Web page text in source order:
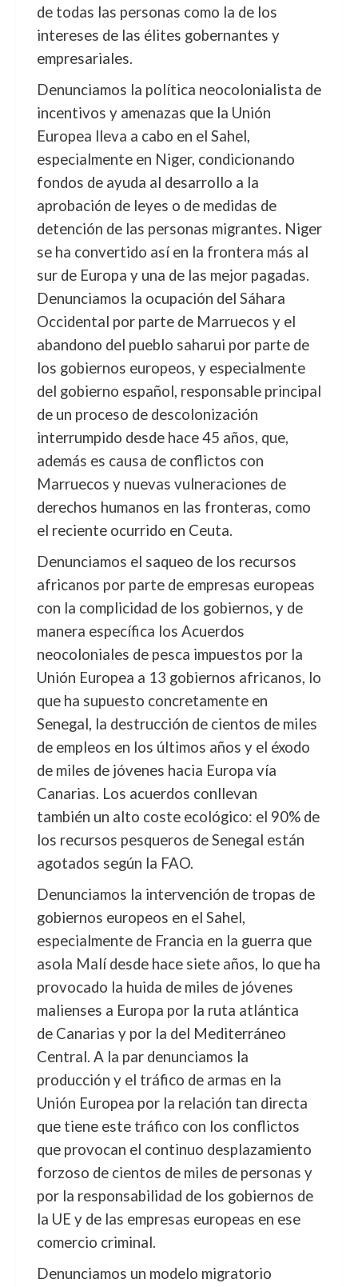
de todas las personas como la de los
intereses de las élites gobernantes y
empresariales.
Denunciamos la política neocolonialista de
incentivos y amenazas que la Unión
Europea lleva a cabo en el Sahel,
especialmente en Niger, condicionando
fondos de ayuda al desarrollo a la
aprobación de leyes o de medidas de
detención de las personas migrantes. Niger
se ha convertido así en la frontera más al
sur de Europa y una de las mejor pagadas.
Denunciamos la ocupación del Sáhara
Occidental por parte de Marruecos y el
abandono del pueblo saharui por parte de
los gobiernos europeos, y especialmente
del gobierno español, responsable principal
de un proceso de descolonización
interrumpido desde hace 45 años, que,
además es causa de conflictos con
Marruecos y nuevas vulneraciones de
derechos humanos en las fronteras, como
el reciente ocurrido en Ceuta.
Denunciamos el saqueo de los recursos
africanos por parte de empresas europeas
con la complicidad de los gobiernos, y de
manera específica los Acuerdos
neocoloniales de pesca impuestos por la
Unión Europea a 13 gobiernos africanos, lo
que ha supuesto concretamente en
Senegal, la destrucción de cientos de miles
de empleos en los últimos años y el éxodo
de miles de jóvenes hacia Europa vía
Canarias. Los acuerdos conllevan
también un alto coste ecológico: el 90% de
los recursos pesqueros de Senegal están
agotados según la FAO.
Denunciamos la intervención de tropas de
gobiernos europeos en el Sahel,
especialmente de Francia en la guerra que
asola Malí desde hace siete años, lo que ha
provocado la huida de miles de jóvenes
malienses a Europa por la ruta atlántica
de Canarias y por la del Mediterráneo
Central. A la par denunciamos la
producción y el tráfico de armas en la
Unión Europea por la relación tan directa
que tiene este tráfico con los conflictos
que provocan el continuo desplazamiento
forzoso de cientos de miles de personas y
por la responsabilidad de los gobiernos de
la UE y de las empresas europeas en ese
comercio criminal.
Denunciamos un modelo migratorio